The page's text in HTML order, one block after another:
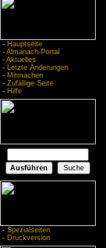
- Hauptseite
- Almanach-Portal
- Aktuelles
- Letzte Änderungen
- Mitmachen
- Zufällige Seite
- Hilfe
- Spezialseiten
- Druckversion